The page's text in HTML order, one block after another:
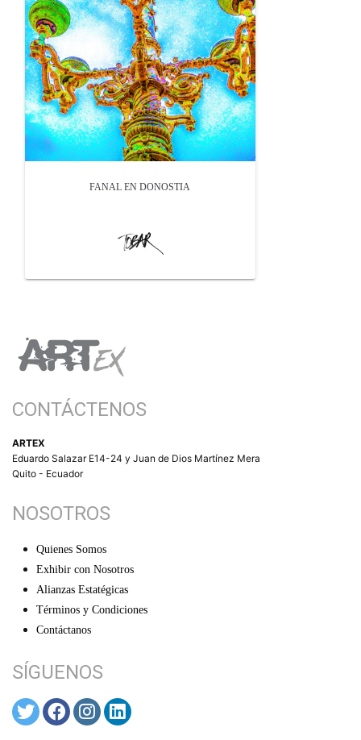
FANAL EN DONOSTIA
CONTÁCTENOS
ARTEX
Eduardo Salazar E14-24 y Juan de Dios Martínez Mera
Quito - Ecuador
NOSOTROS
Quienes Somos
Exhibir con Nosotros
Alianzas Estatégicas
Términos y Condiciones
Contáctanos
SÍGUENOS